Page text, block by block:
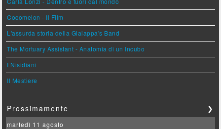
Cocomelon - Il Film
L'assurda storia della Gialappa's Band
The Mortuary Assistant - Anatomia di un Incubo
I Nisidiani
Il Mestiere
Prossimamente ❯
martedì 11 agosto